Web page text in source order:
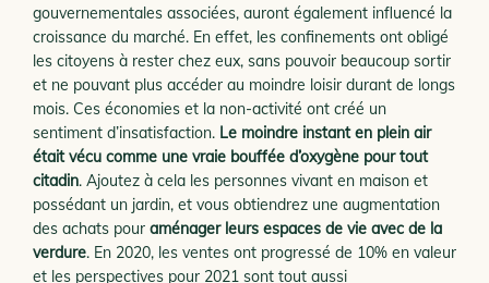
gouvernementales associées, auront également influencé la
croissance du marché. En effet, les confinements ont obligé
les citoyens à rester chez eux, sans pouvoir beaucoup sortir
et ne pouvant plus accéder au moindre loisir durant de longs
mois. Ces économies et la non-activité ont créé un
sentiment d’insatisfaction. Le moindre instant en plein air
était vécu comme une vraie bouffée d’oxygène pour tout
citadin. Ajoutez à cela les personnes vivant en maison et
possédant un jardin, et vous obtiendrez une augmentation
des achats pour aménager leurs espaces de vie avec de la
verdure. En 2020, les ventes ont progressé de 10% en valeur
et les perspectives pour 2021 sont tout aussi